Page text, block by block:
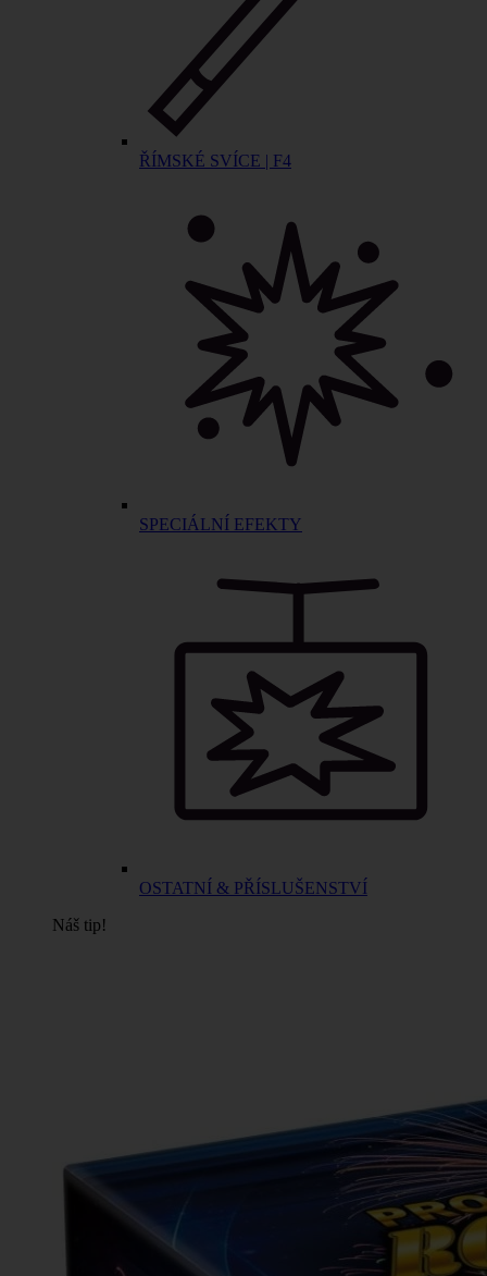
ŘÍMSKÉ SVÍCE | F4
SPECIÁLNÍ EFEKTY
OSTATNÍ & PŘÍSLUŠENSTVÍ
Náš tip!